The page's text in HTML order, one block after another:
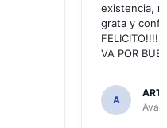
existencia,
grata y
FELICITO!!!!,
VA POR
A